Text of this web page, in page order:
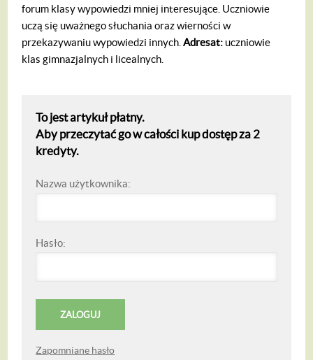
forum klasy wypowiedzi mniej interesujące. Uczniowie
uczą się uważnego słuchania oraz wierności w
przekazywaniu wypowiedzi innych. Adresat: uczniowie
klas gimnazjalnych i licealnych.
To jest artykuł płatny.
Aby przeczytać go w całości kup dostęp za 2
kredyty.
Nazwa użytkownika:
Hasło:
Zapomniane hasło